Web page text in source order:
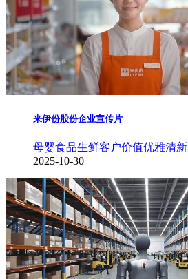
来伊份股份企业宣传片
母婴食品生鲜客户价值优雅清新
2025-10-30